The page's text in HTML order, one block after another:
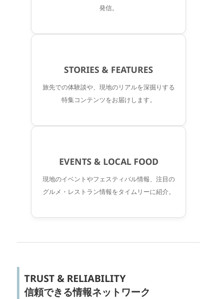
発信。
STORIES & FEATURES
旅先での体験談や、現地のリアルを深掘りする
特集コンテンツをお届けします。
EVENTS & LOCAL FOOD
現地のイベントやフェスティバル情報、注目の
グルメ・レストラン情報をタイムリーに紹介。
TRUST & RELIABILITY
信頼できる情報ネットワーク